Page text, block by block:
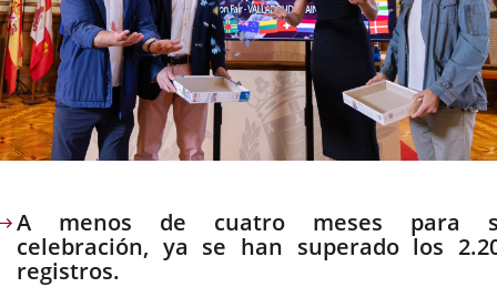
A menos de cuatro meses para
celebración, ya se han superado los
registros.